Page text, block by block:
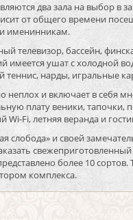
два зала на выбор в
от общего времени
именинникам.
телевизор, бассейн,
ушат с холодной
теннис, нарды, игральные
неплох и включает в себя
плату веники, тапочки,
Wi-Fi, летняя веранда и
слобода» и своей
более 10
комплекса.